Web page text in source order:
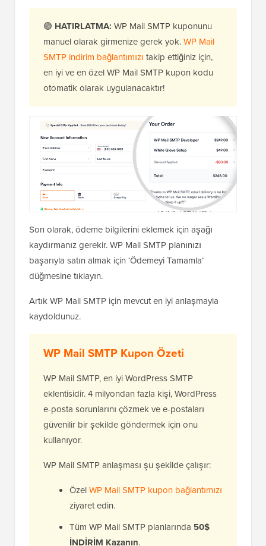
🟢 HATIRLATMA: WP Mail SMTP kuponunu
manuel olarak girmenize gerek yok.WP Mail
SMTP indirim bağlantımızı takip ettiğiniz için,
en iyi ve en özel WP Mail SMTP kupon kodu
otomatik olarak uygulanacaktır!
Son olarak, ödeme bilgilerini eklemek için aşağı
kaydırmanız gerekir. WP Mail SMTP planınızı
başarıyla satın almak için ‘Ödemeyi Tamamla’
düğmesine tıklayın.
Artık WP Mail SMTP için mevcut en iyi anlaşmayla
kaydoldunuz.
WP Mail SMTP Kupon Özeti
WP Mail SMTP, en iyi WordPress SMTP
eklentisidir. 4 milyondan fazla kişi, WordPress
e-posta sorunlarını çözmek ve e-postaları
güvenilir bir şekilde göndermek için onu
kullanıyor.
WP Mail SMTP anlaşması şu şekilde çalışır:
ÖzelWP Mail SMTP kupon bağlantımızı
ziyaret edin.
Tüm WP Mail SMTP planlarında 50$
İNDİRİM Kazanın.